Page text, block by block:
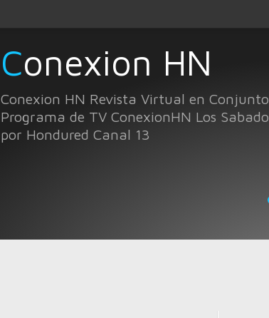
Conexion HN
Conexion HN Revista Virtual en
Programa de TV ConexionHN Los
por Hondured Canal 13